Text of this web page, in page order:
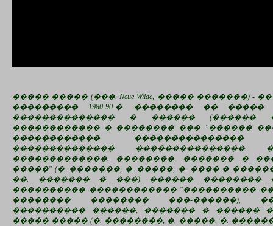
����� ����� (���. Neue Wilde, ����� �������) -
��������� 1980-90-�. �������� ��
�������������� � ������ (������
������������ � �������� ��� "������
������������ ���������������
�������������� ���������������
�������������. ��������, ������� �
�����" (�. �������, �. �����, �. ���� �
��. ������� � ���) ������ ��������
���������� ������������ "����������
�������� �������� ���-������),
���������� ������, ������� � ������
����� ����� (�. ��������, �. �����, �.